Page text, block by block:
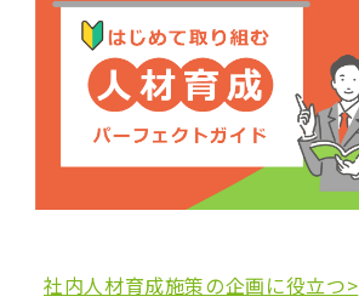
社内人材育成施策の企画に役立つ>